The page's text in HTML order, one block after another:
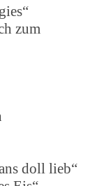
zum
doll lieb“